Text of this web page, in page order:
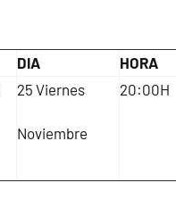
DIA
HORA
25 Viernes
Noviembre
20:00H